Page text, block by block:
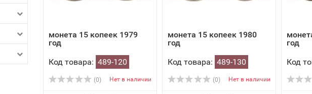
монета 15 копеек 1979
год
Код товара: 489-120
(0) Нет в наличии
монета 15 копеек 1980
год
Код товара: 489-130
(0) Нет в наличии
год
Код